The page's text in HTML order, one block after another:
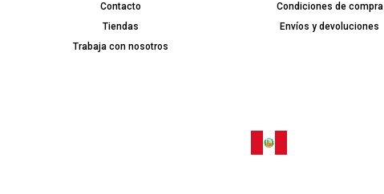
Contacto
Tiendas
Trabaja con nosotros
Condiciones de compra
Envíos y devoluciones